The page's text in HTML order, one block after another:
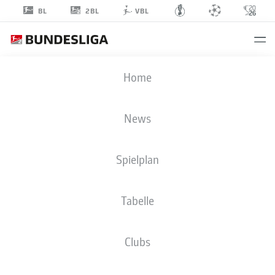
BL 2BL VBL
Home
News
Spielplan
Tabelle
Clubs